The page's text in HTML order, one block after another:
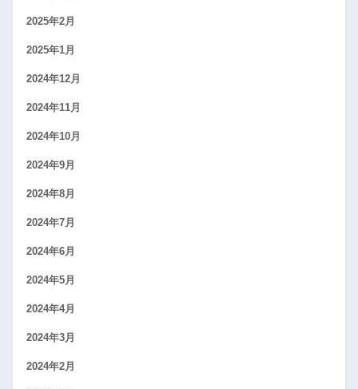
2025年2月
2025年1月
2024年12月
2024年11月
2024年10月
2024年9月
2024年8月
2024年7月
2024年6月
2024年5月
2024年4月
2024年3月
2024年2月